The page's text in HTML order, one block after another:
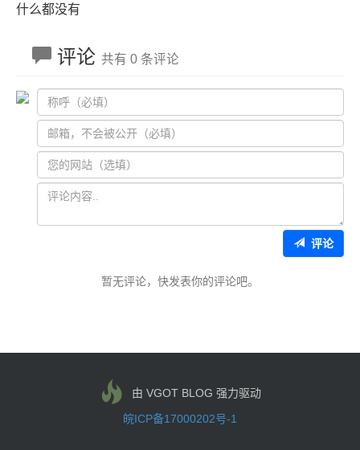
什么都没有
评论 共有 0 条评论
评论
暂无评论，快发表你的评论吧。
由 VGOT BLOG 强力驱动
皖ICP备17000202号-1